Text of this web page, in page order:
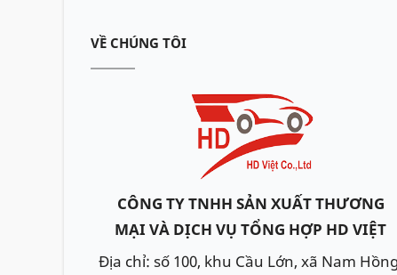
VỀ CHÚNG TÔI
CÔNG TY TNHH SẢN XUẤT THƯƠNG
MẠI VÀ DỊCH VỤ TỔNG HỢP HD VIỆT
Địa chỉ: số 100, khu Cầu Lớn, xã Nam